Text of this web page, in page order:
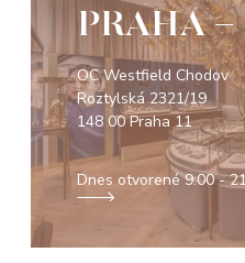
PRAHA -
OC Westfield Chodov
Roztylská 2321/19
148 00 Praha 11
Dnes otvorené9:00 -